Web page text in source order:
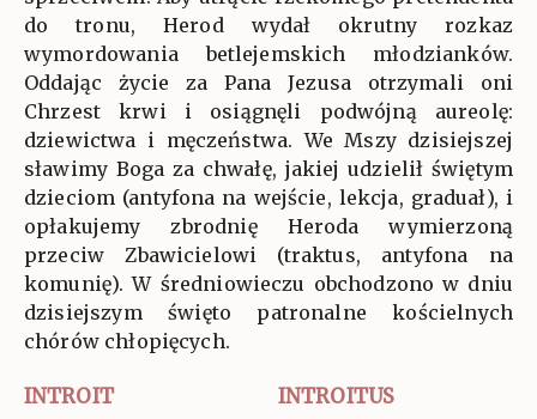
do tronu, Herod wydał okrutny rozkaz
wymordowania betlejemskich młodzianków.
Oddając życie za Pana Jezusa otrzymali oni
Chrzest krwi i osiągnęli podwójną aureolę:
dziewictwa i męczeństwa. We Mszy dzisiejszej
sławimy Boga za chwałę, jakiej udzielił świętym
dzieciom (antyfona na wejście, lekcja, graduał), i
opłakujemy zbrodnię Heroda wymierzoną
przeciw Zbawicielowi (traktus, antyfona na
komunię). W średniowieczu obchodzono w dniu
dzisiejszym święto patronalne kościelnych
chórów chłopięcych.
INTROIT INTROITUS